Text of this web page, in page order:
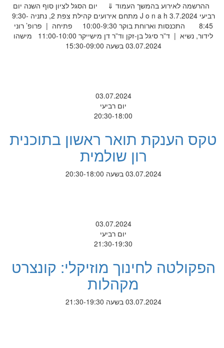
ההרשמה לאירוע בהמשך העמוד ⇓ יום הסגל לציון סוף השנה יום
רביעי 3.7.2024 J o n a h מתחם אירועים קהילת צפת 2, נתניה 9:30-
8:45 התכנסות וארוחת בוקר 10:00-9:30 פתיחה | פרופ’ רוני
לידור, נשיא | ד”ר סיגל בן-זקן וד”ר דן מישייקר 11:00-10:00 מישהו
03.07.2024 בשעה 15:30-09:00
03.07.2024
יום רביעי
20:30-18:00
טקס הענקת תואר ראשון בתוכנית
רון שולמית
03.07.2024 בשעה 20:30-18:00
03.07.2024
יום רביעי
21:30-19:30
הפקולטה לחינוך מוזיקלי: קונצרט
מקהלות
03.07.2024 בשעה 21:30-19:30